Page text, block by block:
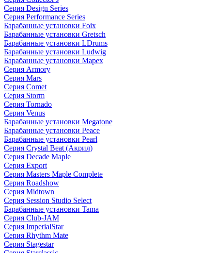
Серия Design Series
Серия Performance Series
Барабанные установки Foix
Барабанные установки Gretsch
Барабанные установки LDrums
Барабанные установки Ludwig
Барабанные установки Mapex
Серия Armory
Серия Mars
Серия Comet
Серия Storm
Серия Tornado
Серия Venus
Барабанные установки Megatone
Барабанные установки Peace
Барабанные установки Pearl
Серия Crystal Beat (Акрил)
Серия Decade Maple
Серия Export
Серия Masters Maple Complete
Серия Roadshow
Серия Midtown
Серия Session Studio Select
Барабанные установки Tama
Серия Club-JAM
Серия ImperialStar
Серия Rhythm Mate
Серия Stagestar